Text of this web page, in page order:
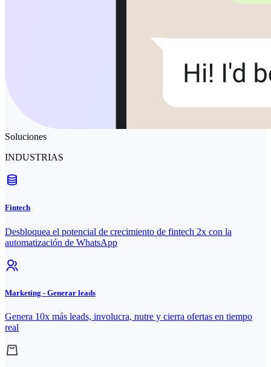
Soluciones
INDUSTRIAS
Fintech
Desbloquea el potencial de crecimiento de fintech 2x con la
automatización de WhatsApp
Marketing - Generar leads
Genera 10x más leads, involucra, nutre y cierra ofertas en tiempo
real